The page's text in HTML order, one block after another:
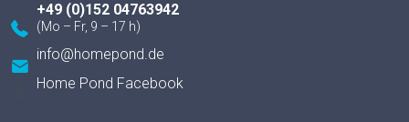
info@homepond.de
+49 (0)152 04763942
Home Pond Facebook